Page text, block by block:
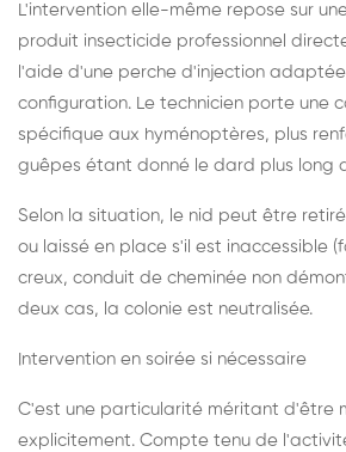
L'intervention elle-même repose sur
produit insecticide professionnel
l'aide d'une perche d'injection
configuration. Le technicien porte une
spécifique aux hyménoptères, plus
guêpes étant donné le dard plus long
Selon la situation, le nid peut être
ou laissé en place s'il est inaccessible
creux, conduit de cheminée non
deux cas, la colonie est neutralisée.
Intervention en soirée si nécessaire
C'est une particularité méritant d'être
explicitement. Compte tenu de